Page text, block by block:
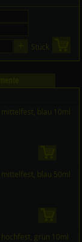
Stück
blau 10ml
blau 50ml
grün 10ml